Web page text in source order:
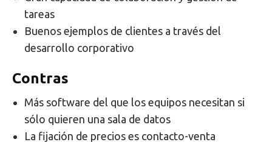
tareas
Buenos ejemplos de clientes a través del
desarrollo corporativo
Contras
Más software del que los equipos necesitan si
sólo quieren una sala de datos
La fijación de precios es contacto-venta